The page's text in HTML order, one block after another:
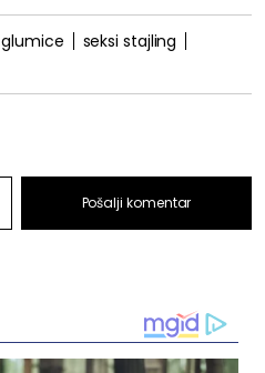
glumice
seksi stajling
Pošalji komentar